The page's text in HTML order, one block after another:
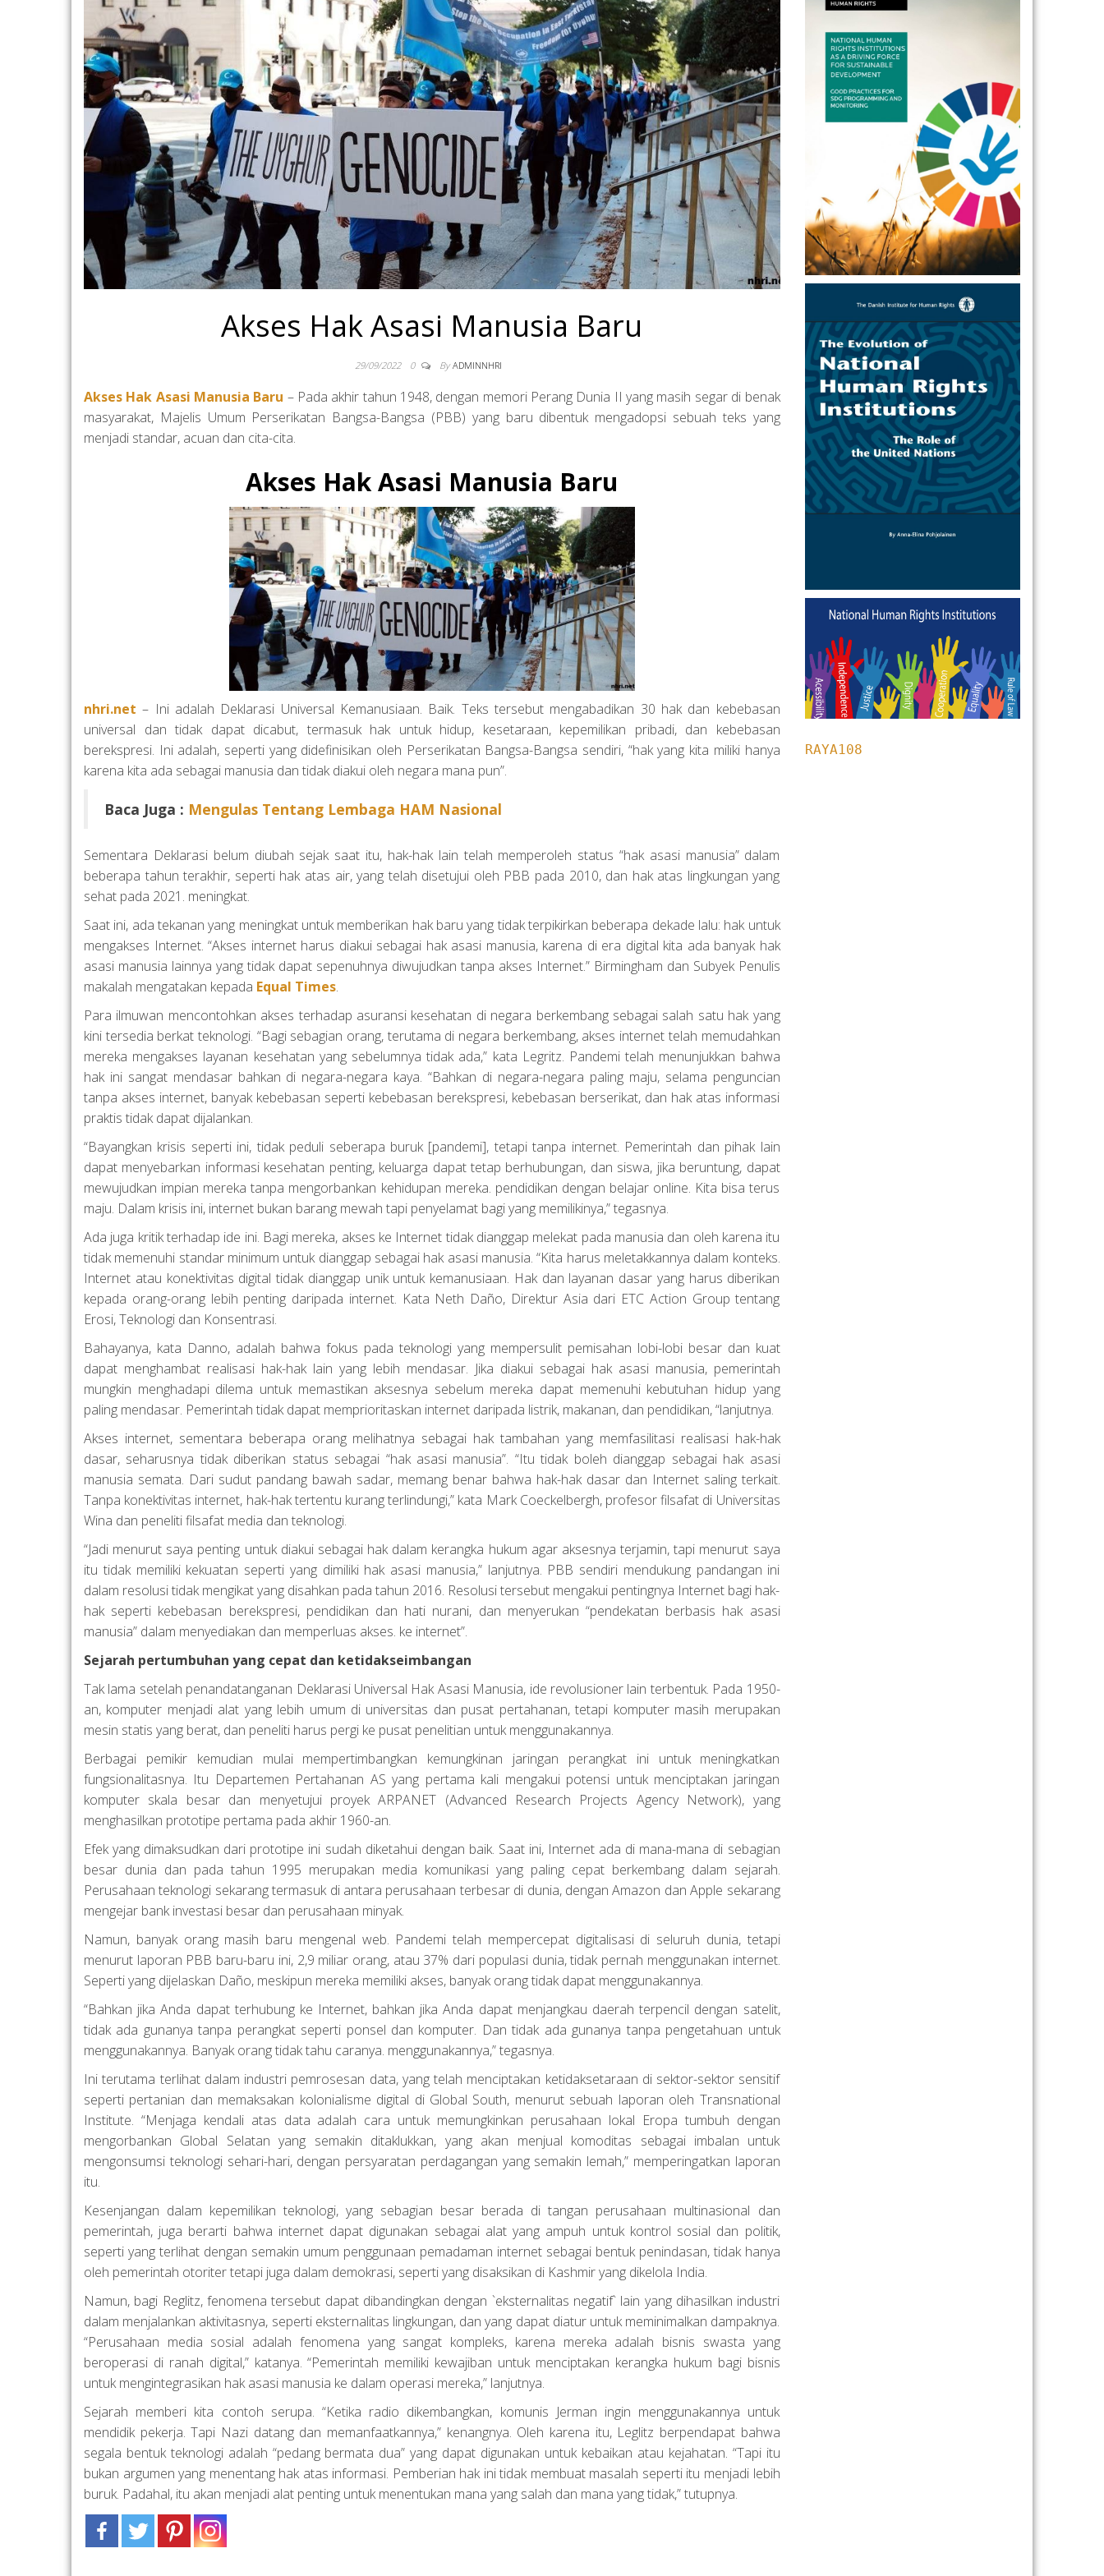
Akses Hak Asasi Manusia Baru
29/09/2022 0 By ADMINNHRI
Akses Hak Asasi Manusia Baru – Pada akhir tahun 1948, dengan memori Perang Dunia II yang masih segar di benak
masyarakat, Majelis Umum Perserikatan Bangsa-Bangsa (PBB) yang baru dibentuk mengadopsi sebuah teks yang
menjadi standar, acuan dan cita-cita.
Akses Hak Asasi Manusia Baru
nhri.net – Ini adalah Deklarasi Universal Kemanusiaan. Baik. Teks tersebut mengabadikan 30 hak dan kebebasan
universal dan tidak dapat dicabut, termasuk hak untuk hidup, kesetaraan, kepemilikan pribadi, dan kebebasan
berekspresi. Ini adalah, seperti yang didefinisikan oleh Perserikatan Bangsa-Bangsa sendiri, “hak yang kita miliki hanya
karena kita ada sebagai manusia dan tidak diakui oleh negara mana pun”.
Baca Juga : Mengulas Tentang Lembaga HAM Nasional
Sementara Deklarasi belum diubah sejak saat itu, hak-hak lain telah memperoleh status “hak asasi manusia” dalam
beberapa tahun terakhir, seperti hak atas air, yang telah disetujui oleh PBB pada 2010, dan hak atas lingkungan yang
sehat pada 2021. meningkat.
Saat ini, ada tekanan yang meningkat untuk memberikan hak baru yang tidak terpikirkan beberapa dekade lalu: hak untuk
mengakses Internet. “Akses internet harus diakui sebagai hak asasi manusia, karena di era digital kita ada banyak hak
asasi manusia lainnya yang tidak dapat sepenuhnya diwujudkan tanpa akses Internet.” Birmingham dan Subyek Penulis
makalah mengatakan kepada Equal Times.
Para ilmuwan mencontohkan akses terhadap asuransi kesehatan di negara berkembang sebagai salah satu hak yang
kini tersedia berkat teknologi. “Bagi sebagian orang, terutama di negara berkembang, akses internet telah memudahkan
mereka mengakses layanan kesehatan yang sebelumnya tidak ada,” kata Legritz. Pandemi telah menunjukkan bahwa
hak ini sangat mendasar bahkan di negara-negara kaya. “Bahkan di negara-negara paling maju, selama penguncian
tanpa akses internet, banyak kebebasan seperti kebebasan berekspresi, kebebasan berserikat, dan hak atas informasi
praktis tidak dapat dijalankan.
“Bayangkan krisis seperti ini, tidak peduli seberapa buruk [pandemi], tetapi tanpa internet. Pemerintah dan pihak lain
dapat menyebarkan informasi kesehatan penting, keluarga dapat tetap berhubungan, dan siswa, jika beruntung, dapat
mewujudkan impian mereka tanpa mengorbankan kehidupan mereka. pendidikan dengan belajar online. Kita bisa terus
maju. Dalam krisis ini, internet bukan barang mewah tapi penyelamat bagi yang memilikinya,” tegasnya.
Ada juga kritik terhadap ide ini. Bagi mereka, akses ke Internet tidak dianggap melekat pada manusia dan oleh karena itu
tidak memenuhi standar minimum untuk dianggap sebagai hak asasi manusia. “Kita harus meletakkannya dalam konteks.
Internet atau konektivitas digital tidak dianggap unik untuk kemanusiaan. Hak dan layanan dasar yang harus diberikan
kepada orang-orang lebih penting daripada internet. Kata Neth Daño, Direktur Asia dari ETC Action Group tentang
Erosi, Teknologi dan Konsentrasi.
Bahayanya, kata Danno, adalah bahwa fokus pada teknologi yang mempersulit pemisahan lobi-lobi besar dan kuat
dapat menghambat realisasi hak-hak lain yang lebih mendasar. Jika diakui sebagai hak asasi manusia, pemerintah
mungkin menghadapi dilema untuk memastikan aksesnya sebelum mereka dapat memenuhi kebutuhan hidup yang
paling mendasar. Pemerintah tidak dapat memprioritaskan internet daripada listrik, makanan, dan pendidikan, “lanjutnya.
Akses internet, sementara beberapa orang melihatnya sebagai hak tambahan yang memfasilitasi realisasi hak-hak
dasar, seharusnya tidak diberikan status sebagai “hak asasi manusia”. “Itu tidak boleh dianggap sebagai hak asasi
manusia semata. Dari sudut pandang bawah sadar, memang benar bahwa hak-hak dasar dan Internet saling terkait.
Tanpa konektivitas internet, hak-hak tertentu kurang terlindungi,” kata Mark Coeckelbergh, profesor filsafat di Universitas
Wina dan peneliti filsafat media dan teknologi.
“Jadi menurut saya penting untuk diakui sebagai hak dalam kerangka hukum agar aksesnya terjamin, tapi menurut saya
itu tidak memiliki kekuatan seperti yang dimiliki hak asasi manusia,” lanjutnya. PBB sendiri mendukung pandangan ini
dalam resolusi tidak mengikat yang disahkan pada tahun 2016. Resolusi tersebut mengakui pentingnya Internet bagi hak-
hak seperti kebebasan berekspresi, pendidikan dan hati nurani, dan menyerukan “pendekatan berbasis hak asasi
manusia” dalam menyediakan dan memperluas akses. ke internet”.
Sejarah pertumbuhan yang cepat dan ketidakseimbangan
Tak lama setelah penandatanganan Deklarasi Universal Hak Asasi Manusia, ide revolusioner lain terbentuk. Pada 1950-
an, komputer menjadi alat yang lebih umum di universitas dan pusat pertahanan, tetapi komputer masih merupakan
mesin statis yang berat, dan peneliti harus pergi ke pusat penelitian untuk menggunakannya.
Berbagai pemikir kemudian mulai mempertimbangkan kemungkinan jaringan perangkat ini untuk meningkatkan
fungsionalitasnya. Itu Departemen Pertahanan AS yang pertama kali mengakui potensi untuk menciptakan jaringan
komputer skala besar dan menyetujui proyek ARPANET (Advanced Research Projects Agency Network), yang
menghasilkan prototipe pertama pada akhir 1960-an.
Efek yang dimaksudkan dari prototipe ini sudah diketahui dengan baik. Saat ini, Internet ada di mana-mana di sebagian
besar dunia dan pada tahun 1995 merupakan media komunikasi yang paling cepat berkembang dalam sejarah.
Perusahaan teknologi sekarang termasuk di antara perusahaan terbesar di dunia, dengan Amazon dan Apple sekarang
mengejar bank investasi besar dan perusahaan minyak.
Namun, banyak orang masih baru mengenal web. Pandemi telah mempercepat digitalisasi di seluruh dunia, tetapi
menurut laporan PBB baru-baru ini, 2,9 miliar orang, atau 37% dari populasi dunia, tidak pernah menggunakan internet.
Seperti yang dijelaskan Daño, meskipun mereka memiliki akses, banyak orang tidak dapat menggunakannya.
“Bahkan jika Anda dapat terhubung ke Internet, bahkan jika Anda dapat menjangkau daerah terpencil dengan satelit,
tidak ada gunanya tanpa perangkat seperti ponsel dan komputer. Dan tidak ada gunanya tanpa pengetahuan untuk
menggunakannya. Banyak orang tidak tahu caranya. menggunakannya,” tegasnya.
Ini terutama terlihat dalam industri pemrosesan data, yang telah menciptakan ketidaksetaraan di sektor-sektor sensitif
seperti pertanian dan memaksakan kolonialisme digital di Global South, menurut sebuah laporan oleh Transnational
Institute. “Menjaga kendali atas data adalah cara untuk memungkinkan perusahaan lokal Eropa tumbuh dengan
mengorbankan Global Selatan yang semakin ditaklukkan, yang akan menjual komoditas sebagai imbalan untuk
mengonsumsi teknologi sehari-hari, dengan persyaratan perdagangan yang semakin lemah,” memperingatkan laporan
itu.
Kesenjangan dalam kepemilikan teknologi, yang sebagian besar berada di tangan perusahaan multinasional dan
pemerintah, juga berarti bahwa internet dapat digunakan sebagai alat yang ampuh untuk kontrol sosial dan politik,
seperti yang terlihat dengan semakin umum penggunaan pemadaman internet sebagai bentuk penindasan, tidak hanya
oleh pemerintah otoriter tetapi juga dalam demokrasi, seperti yang disaksikan di Kashmir yang dikelola India.
Namun, bagi Reglitz, fenomena tersebut dapat dibandingkan dengan `eksternalitas negatif` lain yang dihasilkan industri
dalam menjalankan aktivitasnya, seperti eksternalitas lingkungan, dan yang dapat diatur untuk meminimalkan dampaknya.
“Perusahaan media sosial adalah fenomena yang sangat kompleks, karena mereka adalah bisnis swasta yang
beroperasi di ranah digital,” katanya. “Pemerintah memiliki kewajiban untuk menciptakan kerangka hukum bagi bisnis
untuk mengintegrasikan hak asasi manusia ke dalam operasi mereka,” lanjutnya.
Sejarah memberi kita contoh serupa. “Ketika radio dikembangkan, komunis Jerman ingin menggunakannya untuk
mendidik pekerja. Tapi Nazi datang dan memanfaatkannya,” kenangnya. Oleh karena itu, Leglitz berpendapat bahwa
segala bentuk teknologi adalah “pedang bermata dua” yang dapat digunakan untuk kebaikan atau kejahatan. “Tapi itu
bukan argumen yang menentang hak atas informasi. Pemberian hak ini tidak membuat masalah seperti itu menjadi lebih
buruk. Padahal, itu akan menjadi alat penting untuk menentukan mana yang salah dan mana yang tidak,” tutupnya.
RAYA108